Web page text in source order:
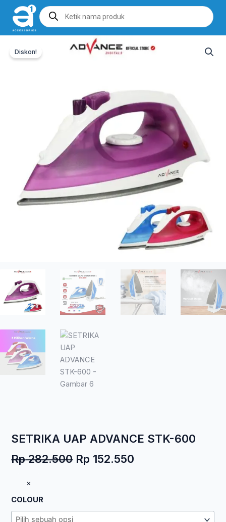
Products
search
Diskon!
SETRIKA UAP ADVANCE STK-600
Rp282.500 Harga
Rp 152.550
Rp 152.550.
×
COLOUR
UAP
ADVANCE